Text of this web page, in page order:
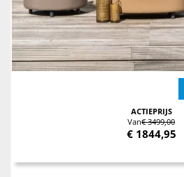
ACTIEPRIJS
Van€ 3499,00
€ 1844,95